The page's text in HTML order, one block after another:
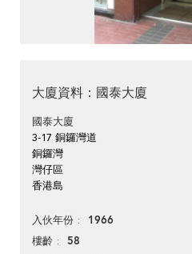
大廈資料：國泰大廈
國泰大廈
3-17 銅鑼灣道
銅鑼灣
灣仔區
香港島
入伙年份 1966
樓齡 58